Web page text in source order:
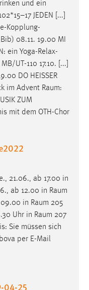
und ein
JEDEN [...]
Kopplung-
08.11. 19.00 MI
ein Yoga-Relax-
MB/UT-110 17.10. [...]
DO HEISSER
im Advent Raum:
ZUM
mit dem OTH-Chor
21.06., ab 17.00 in
ab 12.00 in Raum
09.00 in Raum 205
Uhr in Raum 207
Sie müssen sich
per E-Mail
04-25